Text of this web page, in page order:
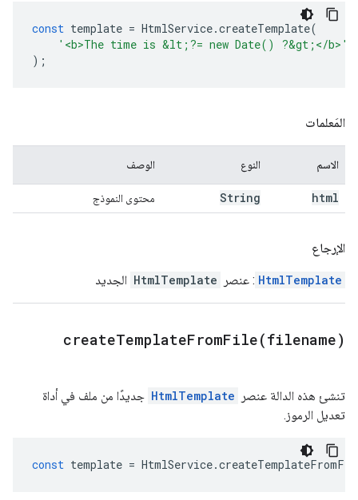
const template = HtmlService.createTemplate(
'<b>The time is &lt;?= new Date() ?&gt;</b>'
);
المَعلمات
الاسم النوع الوصف
html
String محتوى النموذج
الإرجاع
HtmlTemplate : عنصر HtmlTemplate الجديد
createTemplateFromFile(filename)
تنشئ هذه الدالة عنصر HtmlTemplate جديدًا من ملف في أداة
تعديل الرموز.
const template = HtmlService.